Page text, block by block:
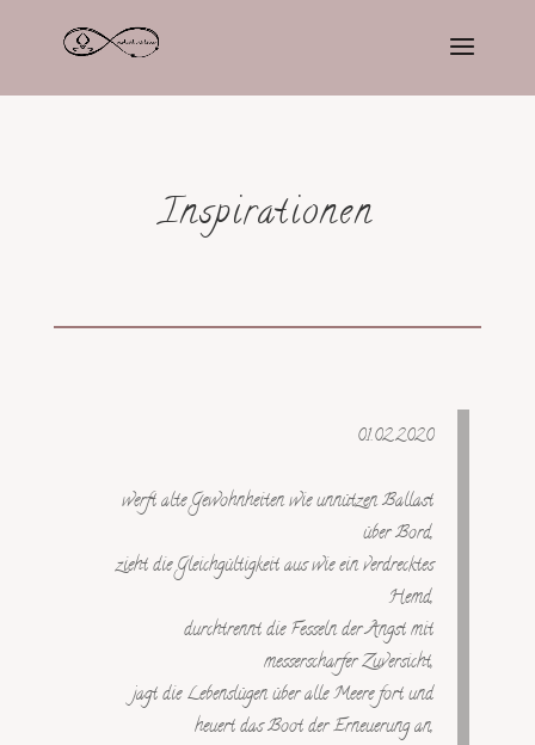
Inspirationen
01.02.2020
werft alte Gewohnheiten wie unnützen Ballast
über Bord,
zieht die Gleichgültigkeit aus wie ein verdrecktes
Hemd,
durchtrennt die Fesseln der Angst mit
messerscharfer Zuversicht,
jagt die Lebenslügen über alle Meere fort und
heuert das Boot der Erneuerung an,